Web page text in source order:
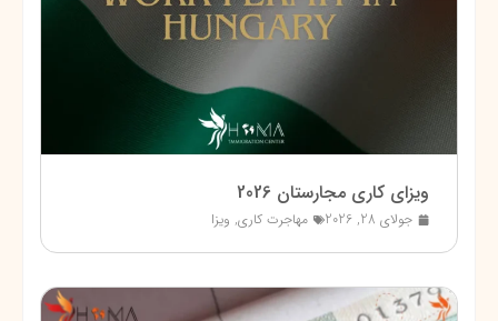
ویزای کاری مجارستان 2026
جولای 28, 2026 مهاجرت کاری, ویزا